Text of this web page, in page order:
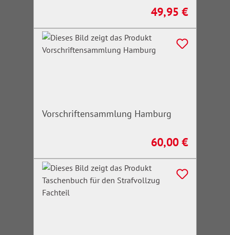
Regulärer Preis:
49,95 €
Vorschriftensammlung Hamburg
Regulärer Preis:
60,00 €